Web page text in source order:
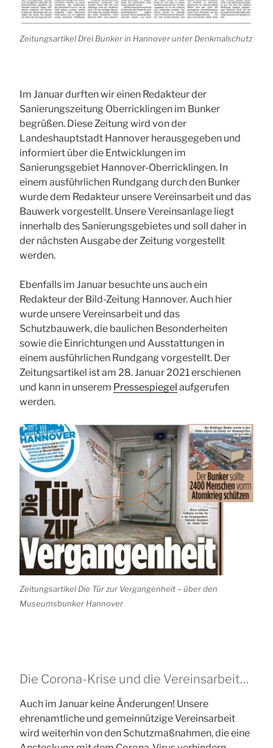
Zeitungsartikel Drei Bunker in Hannover unter Denkmalschutz
Im Januar durften wir einen Redakteur der
Sanierungszeitung Oberricklingen im Bunker
begrüßen. Diese Zeitung wird von der
Landeshauptstadt Hannover herausgegeben und
informiert über die Entwicklungen im
Sanierungsgebiet Hannover-Oberricklingen. In
einem ausführlichen Rundgang durch den Bunker
wurde dem Redakteur unsere Vereinsarbeit und das
Bauwerk vorgestellt. Unsere Vereinsanlage liegt
innerhalb des Sanierungsgebietes und soll daher in
der nächsten Ausgabe der Zeitung vorgestellt
werden.
Ebenfalls im Januar besuchte uns auch ein
Redakteur der Bild-Zeitung Hannover. Auch hier
wurde unsere Vereinsarbeit und das
Schutzbauwerk, die baulichen Besonderheiten
sowie die Einrichtungen und Ausstattungen in
einem ausführlichen Rundgang vorgestellt. Der
Zeitungsartikel ist am 28. Januar 2021 erschienen
und kann in unserem Pressespiegel aufgerufen
werden.
Zeitungsartikel Die Tür zur Vergangenheit – über den
Museumsbunker Hannover
Die Corona-Krise und die Vereinsarbeit…
Auch im Januar keine Änderungen! Unsere
ehrenamtliche und gemeinnützige Vereinsarbeit
wird weiterhin von den Schutzmaßnahmen, die eine